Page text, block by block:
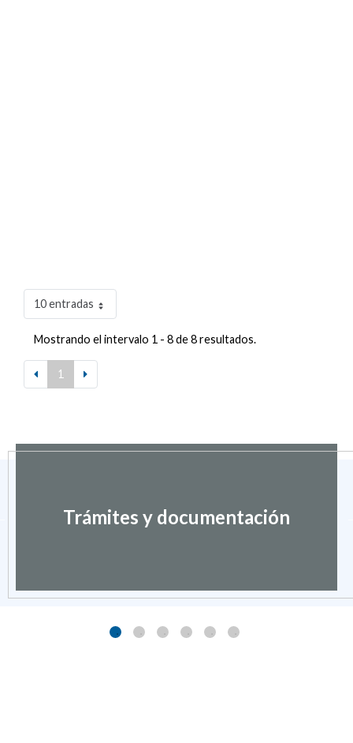
10 entradas
Mostrando el intervalo 1 - 8 de 8 resultados.
1
Trámites y documentación